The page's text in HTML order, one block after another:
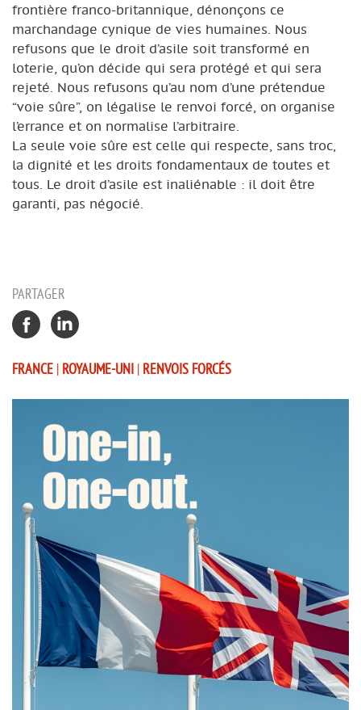
frontière franco-britannique, dénonçons ce
marchandage cynique de vies humaines. Nous
refusons que le droit d’asile soit transformé en
loterie, qu’on décide qui sera protégé et qui sera
rejeté. Nous refusons qu’au nom d’une prétendue
“voie sûre”, on légalise le renvoi forcé, on organise
l’errance et on normalise l’arbitraire.
La seule voie sûre est celle qui respecte, sans troc,
la dignité et les droits fondamentaux de toutes et
tous. Le droit d’asile est inaliénable : il doit être
garanti, pas négocié.
PARTAGER
FRANCE | ROYAUME-UNI | RENVOIS FORCÉS